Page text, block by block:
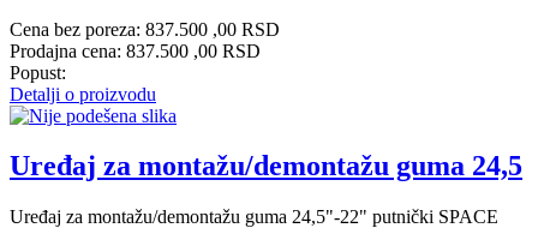
Cena bez poreza: 837.500 ,00 RSD
Prodajna cena: 837.500 ,00 RSD
Popust:
Detalji o proizvodu
Uređaj za montažu/demontažu guma 24,5
Uređaj za montažu/demontažu guma 24,5"-22" putnički SPACE